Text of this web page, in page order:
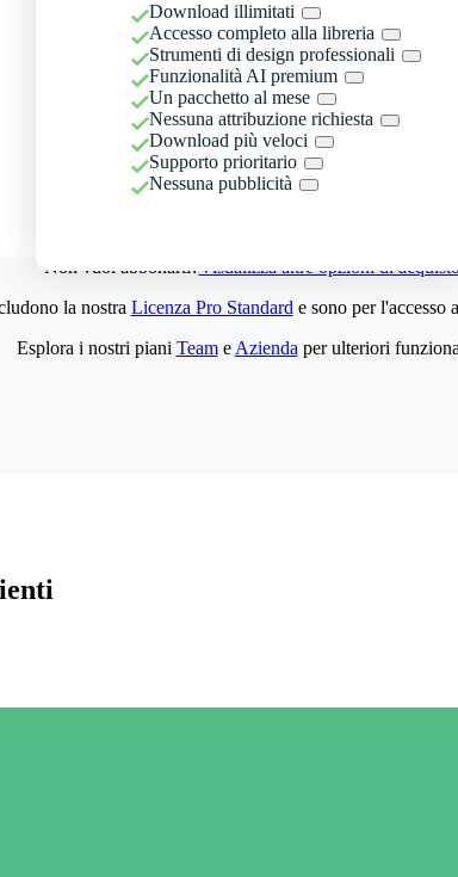
Download illimitati
Accesso completo alla libreria
Strumenti di design professionali
Funzionalità AI premium
Un pacchetto al mese
Nessuna attribuzione richiesta
Download più veloci
Supporto prioritario
Nessuna pubblicità
Non vuoi abbonarti?Visualizza altre opzioni di
la nostra Licenza Pro Standard e sono per l'accesso
Esplora i nostri piani Teame Azienda per ulteriori